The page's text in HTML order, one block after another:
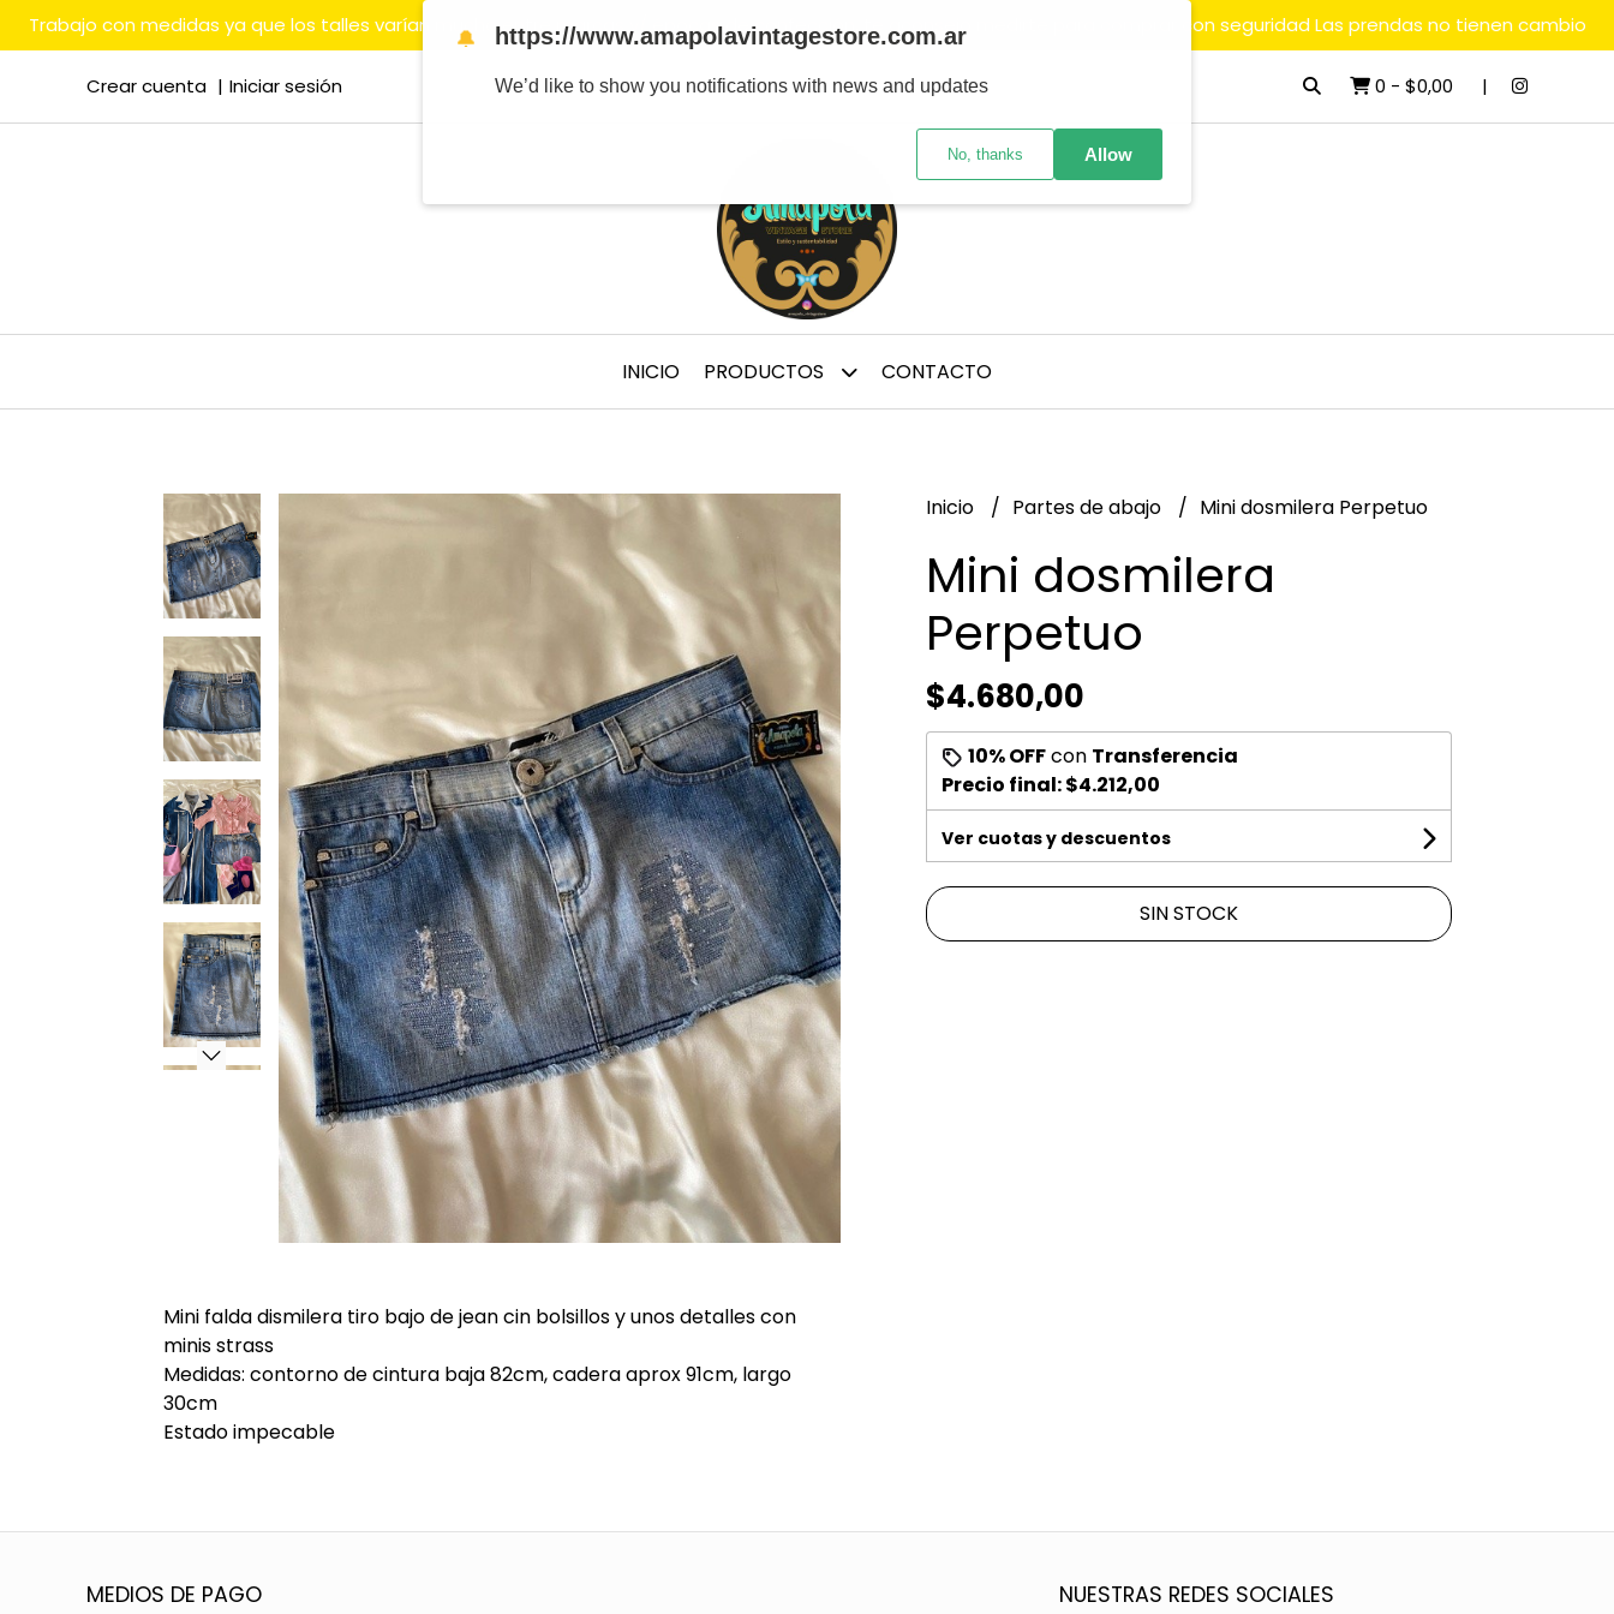
Trabajo con medidas ya que los talles varían mucho entre marcas y/ épocas de confección, te aconsejo medirte para comprar con seguridad Las prendas no tienen cambio
Crear cuenta Iniciar sesión 0 - $0,00
INICIO PRODUCTOS CONTACTO
Mini falda dismilera tiro bajo de jean cin bolsillos y unos detalles con
minis strass
Medidas: contorno de cintura baja 82cm, cadera aprox 91cm, largo
30cm
Estado impecable
Inicio Partes de abajo Mini dosmilera Perpetuo
Mini dosmilera
Perpetuo
$4.680,00
10% OFFcon Transferencia
Precio final:$4.212,00
Ver cuotas y descuentos
SIN STOCK
MEDIOS DE PAGO NUESTRAS REDES SOCIALES
🔔 https://www.amapolavintagestore.com.ar
We’d like to show you notifications with news and updates
No, thanks Allow